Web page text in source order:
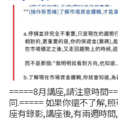
=====8月講座,請注意時間
同.===== 如果你還不了解,
座有錄影,講座後,有兩週時